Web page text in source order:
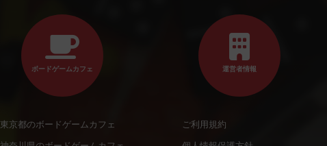
ボードゲームカフェ
東京都のボードゲームカフェ
運営者情報
ご利用規約